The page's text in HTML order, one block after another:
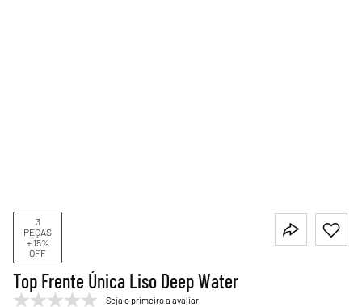
3
PEÇAS
+ 15%
OFF
Top Frente Única Liso Deep Water
Seja o primeiro a avaliar